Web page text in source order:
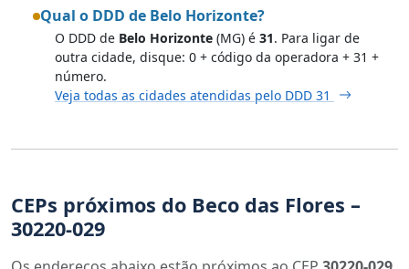
Qual o DDD de Belo Horizonte?
O DDD de Belo Horizonte (MG) é 31. Para ligar de
outra cidade, disque: 0 + código da operadora + 31 +
número.
Veja todas as cidades atendidas pelo DDD 31
CEPs próximos do Beco das Flores –
30220-029